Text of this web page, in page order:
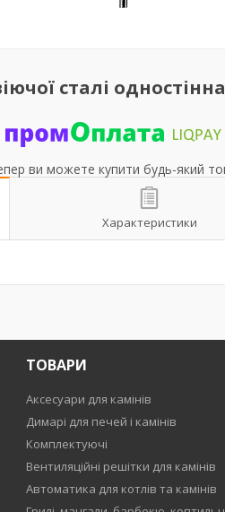
сталі
ви можете купити будь-який
Характеристики
ТОВАРИ
Аксесуари для камінів
Димарі для печей і камінів
Комплектуючі
Вентиляційні решітки для камінів
Автоматика для котлів та камінів